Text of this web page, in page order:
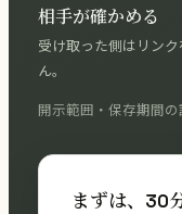
相手が確かめる
受け取った側はリン
ん。
開示範囲・保存期間の
まずは、30